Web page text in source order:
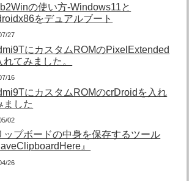
の使い方-Windows11と
をデュアルブート
27
にカスタムROMのPixelExtended
れてみました。
16
にカスタムROMのcrDroidを入れ
ました
02
ップボードの中身を保存するツール
』
26